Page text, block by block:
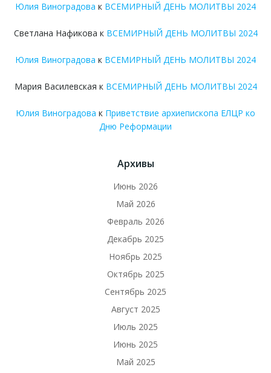
Юлия Виноградова к ВСЕМИРНЫЙ ДЕНЬ МОЛИТВЫ 2024
Светлана Нафикова к ВСЕМИРНЫЙ ДЕНЬ МОЛИТВЫ 2024
Юлия Виноградова к ВСЕМИРНЫЙ ДЕНЬ МОЛИТВЫ 2024
Мария Василевская к ВСЕМИРНЫЙ ДЕНЬ МОЛИТВЫ 2024
Юлия Виноградова к Приветствие архиепископа ЕЛЦР ко
Дню Реформации
Архивы
Июнь 2026
Май 2026
Февраль 2026
Декабрь 2025
Ноябрь 2025
Октябрь 2025
Сентябрь 2025
Август 2025
Июль 2025
Июнь 2025
Май 2025